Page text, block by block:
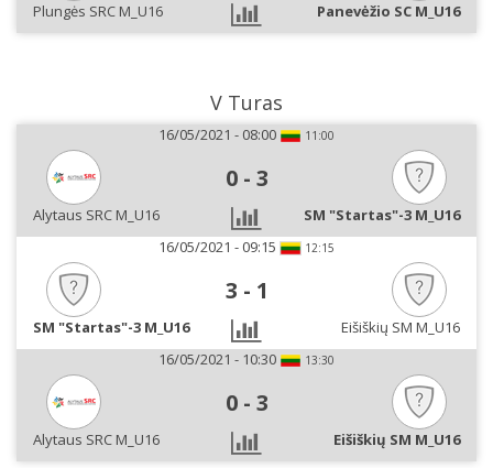
Plungės SRC M_U16 Panevėžio SC M_U16
V Turas
16/05/2021 - 08:00 11:00
0 - 3
Alytaus SRC M_U16
SM "Startas"-3 M_U16
16/05/2021 - 09:15
12:15
3 - 1
SM "Startas"-3 M_U16
Eišiškių SM M_U16
16/05/2021 - 10:30
13:30
0 - 3
Alytaus SRC M_U16 Eišiškių SM M_U16